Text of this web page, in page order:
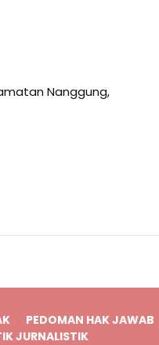
Nanggung,
PEDOMAN HAK JAWAB
JURNALISTIK